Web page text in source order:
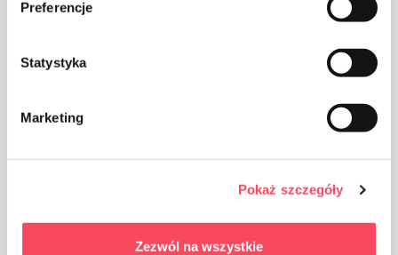
Preferencje
Statystyka
Marketing
Pokaż szczegóły
Zezwól na wszystkie